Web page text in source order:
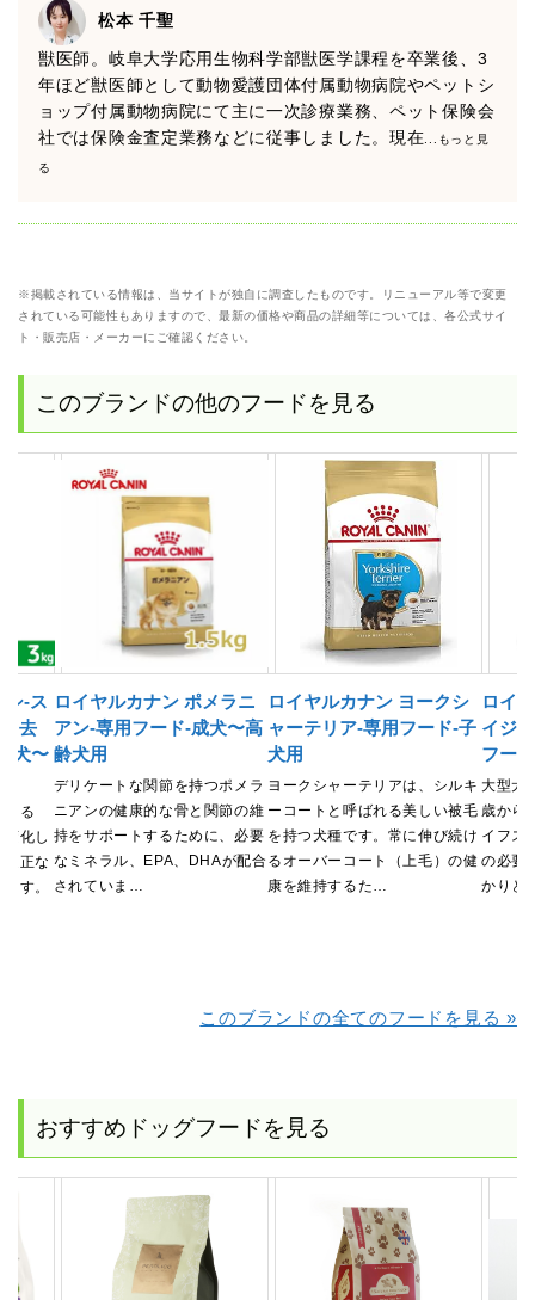
松本 千聖
獣医師。岐阜大学応用生物科学部獣医学課程を卒業後、3
年ほど獣医師として動物愛護団体付属動物病院やペットシ
ョップ付属動物病院にて主に一次診療業務、ペット保険会
社では保険金査定業務などに従事しました。現在 ...もっと見
る
※掲載されている情報は、当サイトが独自に調査したものです。リニューアル等で変更
されている可能性もありますので、最新の価格や商品の詳細等については、各公式サイ
ト・販売店・メーカーにご確認ください。
このブランドの他のフードを見る
シ-ス
去
犬〜
ける
化し
正な
す。
ロイヤルカナン ポメラニ
アン-専用フード-成犬〜高
齢犬用
デリケートな関節を持つポメラ
ニアンの健康的な骨と関節の維
持をサポートするために、必要
なミネラル、EPA、DHAが配合
されていま…
ロイヤルカナン ヨークシ
ャーテリア-専用フード-子
犬用
ヨークシャーテリアは、シルキ
ーコートと呼ばれる美しい被毛
を持つ犬種です。常に伸び続け
るオーバーコート（上毛）の健
康を維持するた…
ロイ
イジ
フー
大型犬
歳から
イフス
の必要
かりと
このブランドの全てのフードを見る »
おすすめドッグフードを見る